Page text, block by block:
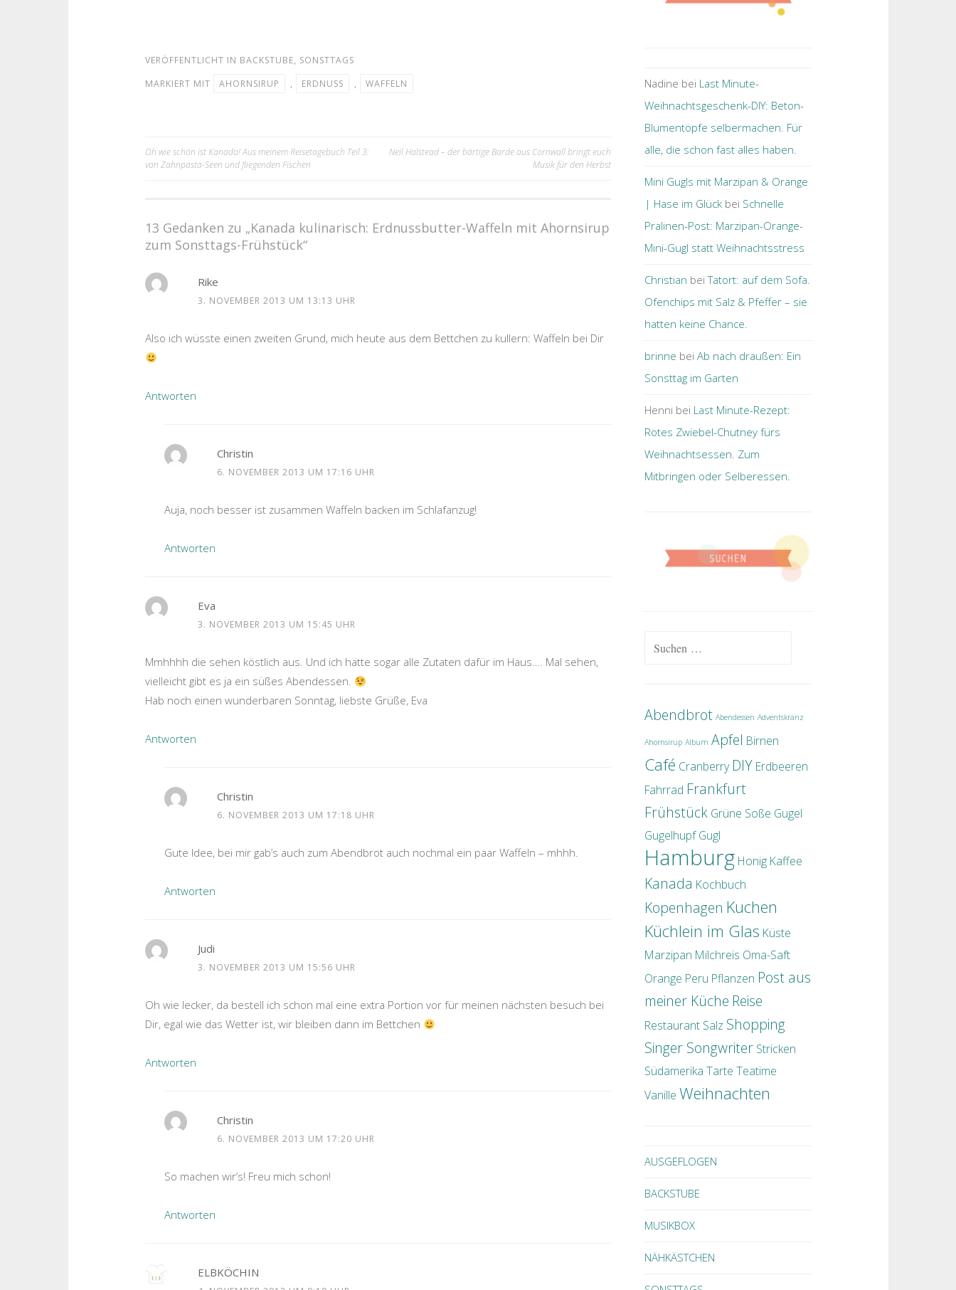
VERÖFFENTLICHT IN BACKSTUBE, SONSTTAGS
MARKIERT MIT
AHORNSIRUP , ERDNUSS , WAFFELN
Oh wie schön ist Kanada! Aus meinem Reisetagebuch Teil 3:
von Zahnpasta-Seen und fliegenden Fischen
Neil Halstead – der bärtige Barde aus Cornwall bringt euch
Musik für den Herbst
13 Gedanken zu „Kanada kulinarisch: Erdnussbutter-Waffeln mit Ahornsirup
zum Sonsttags-Frühstück“
Rike
3. NOVEMBER 2013 UM 13:13 UHR
Also ich wüsste einen zweiten Grund, mich heute aus dem Bettchen zu kullern: Waffeln bei Dir
Antworten
Christin
6. NOVEMBER 2013 UM 17:16 UHR
Auja, noch besser ist zusammen Waffeln backen im Schlafanzug!
Antworten
Eva
3. NOVEMBER 2013 UM 15:45 UHR
Mmhhhh die sehen köstlich aus. Und ich hätte sogar alle Zutaten dafür im Haus…. Mal sehen,
vielleicht gibt es ja ein süßes Abendessen.
Hab noch einen wunderbaren Sonntag, liebste Grüße, Eva
Antworten
Christin
6. NOVEMBER 2013 UM 17:18 UHR
Gute Idee, bei mir gab’s auch zum Abendbrot auch nochmal ein paar Waffeln – mhhh.
Antworten
Judi
3. NOVEMBER 2013 UM 15:56 UHR
Oh wie lecker, da bestell ich schon mal eine extra Portion vor für meinen nächsten besuch bei
Dir, egal wie das Wetter ist, wir bleiben dann im Bettchen
Antworten
Christin
6. NOVEMBER 2013 UM 17:20 UHR
So machen wir’s! Freu mich schon!
Antworten
ELBKÖCHIN
Nadine bei Last Minute-
Weihnachtsgeschenk-DIY: Beton-
Blumentöpfe selbermachen. Für
alle, die schon fast alles haben.
Mini Gugls mit Marzipan & Orange
| Hase im Glück bei Schnelle
Pralinen-Post: Marzipan-Orange-
Mini-Gugl statt Weihnachtsstress
Christian beiTatort: auf dem Sofa.
Ofenchips mit Salz & Pfeffer ­– sie
hatten keine Chance.
brinne beiAb nach draußen: Ein
Sonsttag im Garten
Henni bei Last Minute-Rezept:
Rotes Zwiebel-Chutney fürs
Weihnachtsessen. Zum
Mitbringen oder Selberessen.
Suche nach:
Abendbrot Abendessen Adventskranz
Ahornsirup Album Apfel Birnen
Café Cranberry DIY Erdbeeren
Fahrrad Frankfurt
Frühstück Grüne Soße Gugel
Gugelhupf Gugl
Hamburg Honig Kaffee
Kanada Kochbuch
Kopenhagen Kuchen
Küchlein im Glas Küste
Marzipan Milchreis Oma-Saft
Orange Peru Pflanzen Post aus
meiner Küche Reise
Restaurant Salz Shopping
Singer Songwriter Stricken
Südamerika Tarte Teatime
Vanille Weihnachten
AUSGEFLOGEN
BACKSTUBE
MUSIKBOX
NÄHKÄSTCHEN